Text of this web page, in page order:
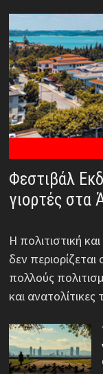
Φεστιβάλ
γιορτές στα
Η πολιτιστική
δεν
πολλούς
και